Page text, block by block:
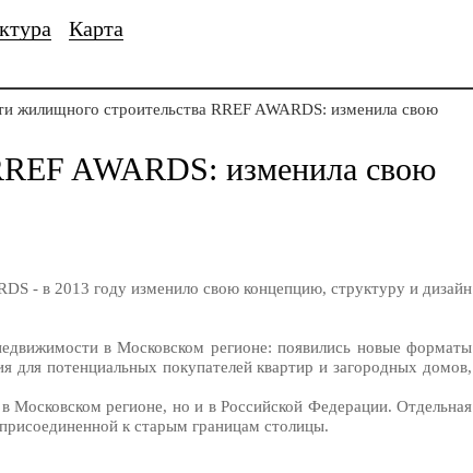
Карта
жилищного строительства RREF AWARDS: изменила свою
AWARDS: изменила свою
- в 2013 году изменило свою концепцию, структуру и дизайн
в Московском регионе: появились новые форматы
потенциальных покупателей квартир и загородных домов,
Московском регионе, но и в Российской Федерации. Отдельная
к старым границам столицы.